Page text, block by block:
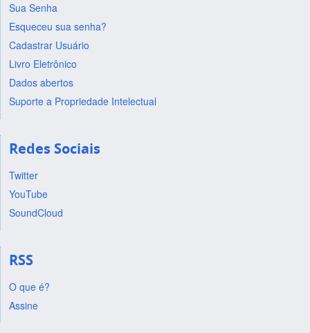
Sua Senha
Esqueceu sua senha?
Cadastrar Usuário
Livro Eletrônico
Dados abertos
Suporte a Propriedade Intelectual
Redes Sociais
Twitter
YouTube
SoundCloud
RSS
O que é?
Assine